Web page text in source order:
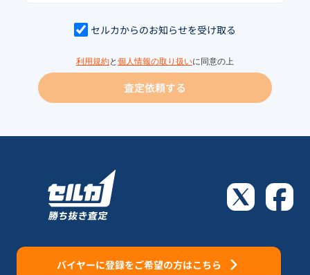
セルカからのお知らせを受け取る
利用規約と 個人情報の取り扱いに同意の上
査定依頼する
バイヤーに登録をご希望の方はこちら